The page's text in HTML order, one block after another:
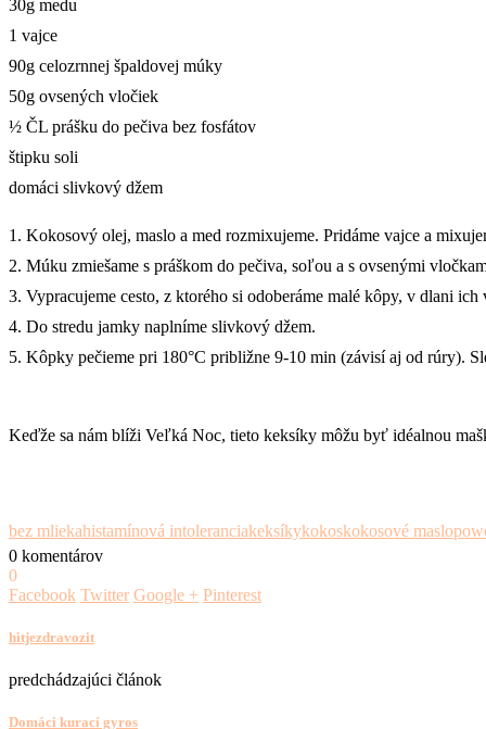
30g medu
1 vajce
90g celozrnnej špaldovej múky
50g ovsených vločiek
½ ČL prášku do pečiva bez fosfátov
štipku soli
domáci slivkový džem
1. Kokosový olej, maslo a med rozmixujeme. Pridáme vajce a
2. Múku zmiešame s práškom do pečiva, soľou a s ovsenými
3. Vypracujeme cesto, z ktorého si odoberáme malé kôpy, v dlani
4. Do stredu jamky naplníme slivkový džem.
5. Kôpky pečieme pri 180°C približne 9-10 min (závisí aj od rúry).
Keďže sa nám blíži Veľká Noc, tieto keksíky môžu byť idéalnou
bez mliekahistamínová intoleranciakeksíkykokoskokosové maslo
0 komentárov
0
Facebook Twitter Google + Pinterest
hitjezdravozit
predchádzajúci článok
Domáci kurací gyros